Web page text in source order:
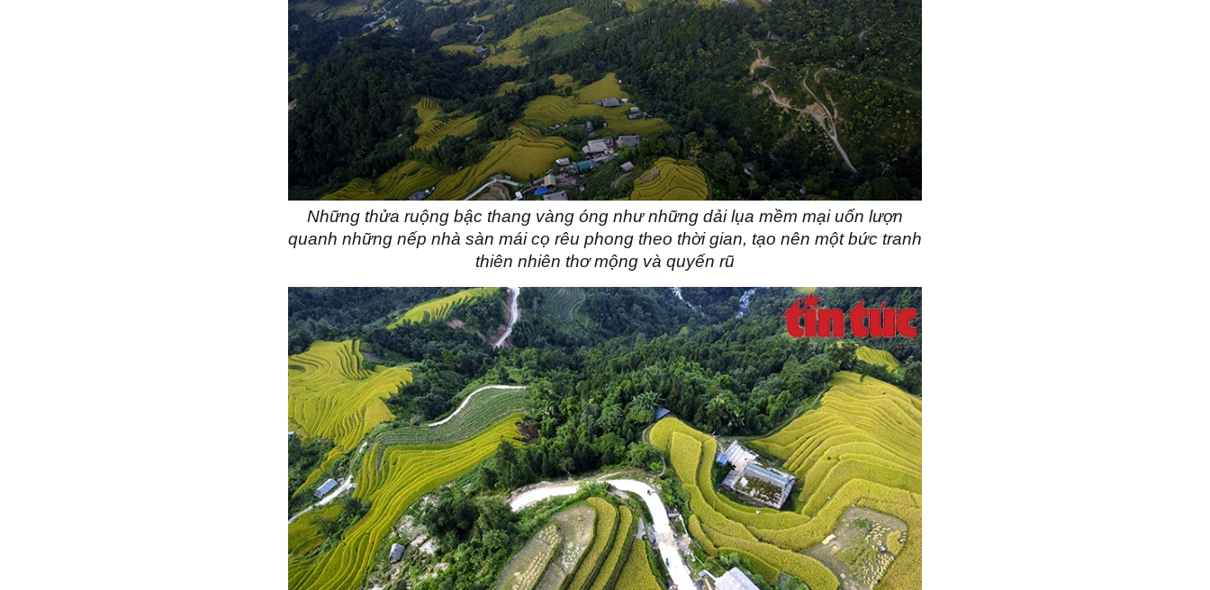
Những thửa ruộng bậc thang vàng óng như những dải lụa mềm mại uốn lượn
quanh những nếp nhà sàn mái cọ rêu phong theo thời gian, tạo nên một bức tranh
thiên nhiên thơ mộng và quyến rũ